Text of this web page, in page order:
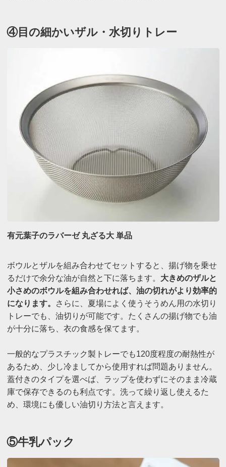
④目の細かいザル・水切りトレー
有元葉子のラバーゼ 丸ざる大 単品
ボウルとザルを組み合わせてセットすると、揚げ物を乗せ
るだけで余分な油が自然と下に落ちます。 大きめのザルと
小さめのボウルを組み合わせれば、油の切れがより効率的
になります。
さらに、夏場によく使うそうめん用の水切り
トレーでも、油切りが可能です。たくさんの揚げ物でも油
が十分に落ち、衣の食感を保てます。
一般的なプラスチック製トレーでも120度程度の耐熱性が
あるため、少し冷ましてから使用すれば問題ありません。
蓋付きのタイプを選べば、ラップを使わずにそのまま冷蔵
庫で保存できるのも利点です。洗って繰り返し使えるた
め、環境にも優しい油切り方法と言えます。
⑤牛乳パック